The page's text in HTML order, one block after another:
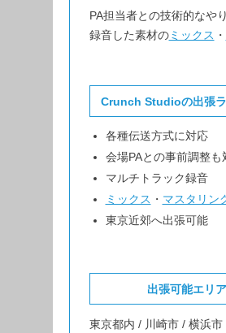
PA担当者との技術的なや
録音した素材のミックス ・
Crunch Studioの出張
各種伝送方式に対応
会場PAとの事前調整も
マルチトラック録音
ミックス ・ マスタリン
東京近郊へ出張可能
出張可能エリア
東京都内 / 川崎市 / 横浜